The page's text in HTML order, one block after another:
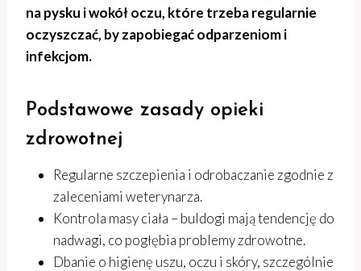
na pysku i wokół oczu, które trzeba regularnie
oczyszczać, by zapobiegać odparzeniom i
infekcjom.
Podstawowe zasady opieki
zdrowotnej
Regularne szczepienia i odrobaczanie zgodnie z
zaleceniami weterynarza.
Kontrola masy ciała – buldogi mają tendencję do
nadwagi, co pogłębia problemy zdrowotne.
Dbanie o higienę uszu, oczu i skóry, szczególnie